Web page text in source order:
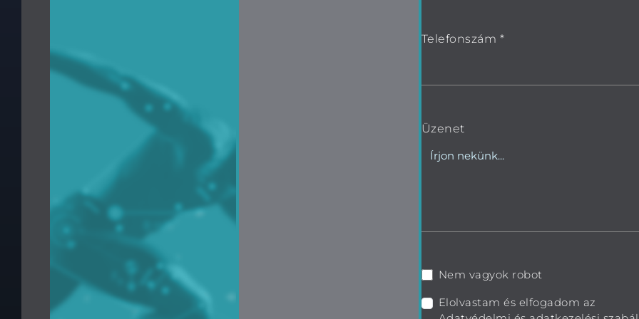
Telefonszám *
Üzenet
Nem vagyok robot
Elolvastam és elfogadom az